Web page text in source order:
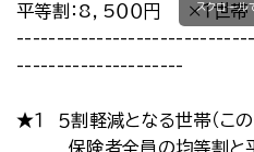
平等割：8，5００円
×１世帯
---------------------
★１ ５割軽減となる世帯（こ
保険者全員の均等割と
スクロール